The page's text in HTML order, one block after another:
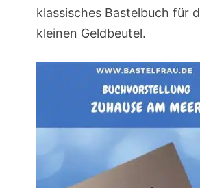
klassisches Bastelbuch für
kleinen Geldbeutel.